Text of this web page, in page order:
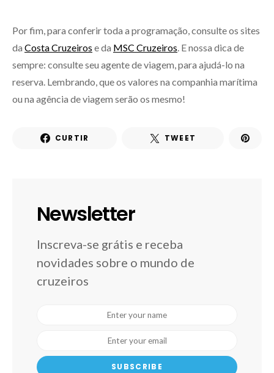
Por fim, para conferir toda a programação, consulte os sites
da Costa Cruzeiros e da MSC Cruzeiros . E nossa dica de
sempre: consulte seu agente de viagem, para ajudá-lo na
reserva. Lembrando, que os valores na companhia marítima
ou na agência de viagem serão os mesmo!
CURTIR TWEET
Newsletter
Inscreva-se grátis e receba
novidades sobre o mundo de
cruzeiros
SUBSCRIBE